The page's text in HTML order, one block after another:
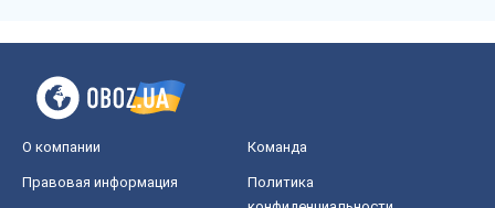
О компании Команда
Правовая информация
Политика